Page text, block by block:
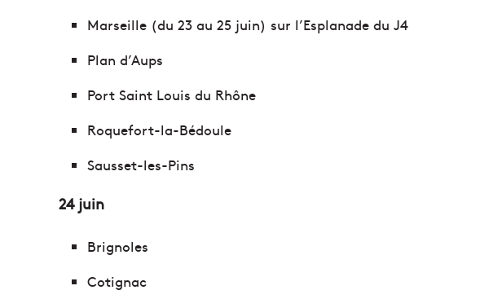
Marseille (du 23 au 25 juin) sur l’Esplanade du J4
Plan d’Aups
Port Saint Louis du Rhône
Roquefort-la-Bédoule
Sausset-les-Pins
24 juin
Brignoles
Cotignac